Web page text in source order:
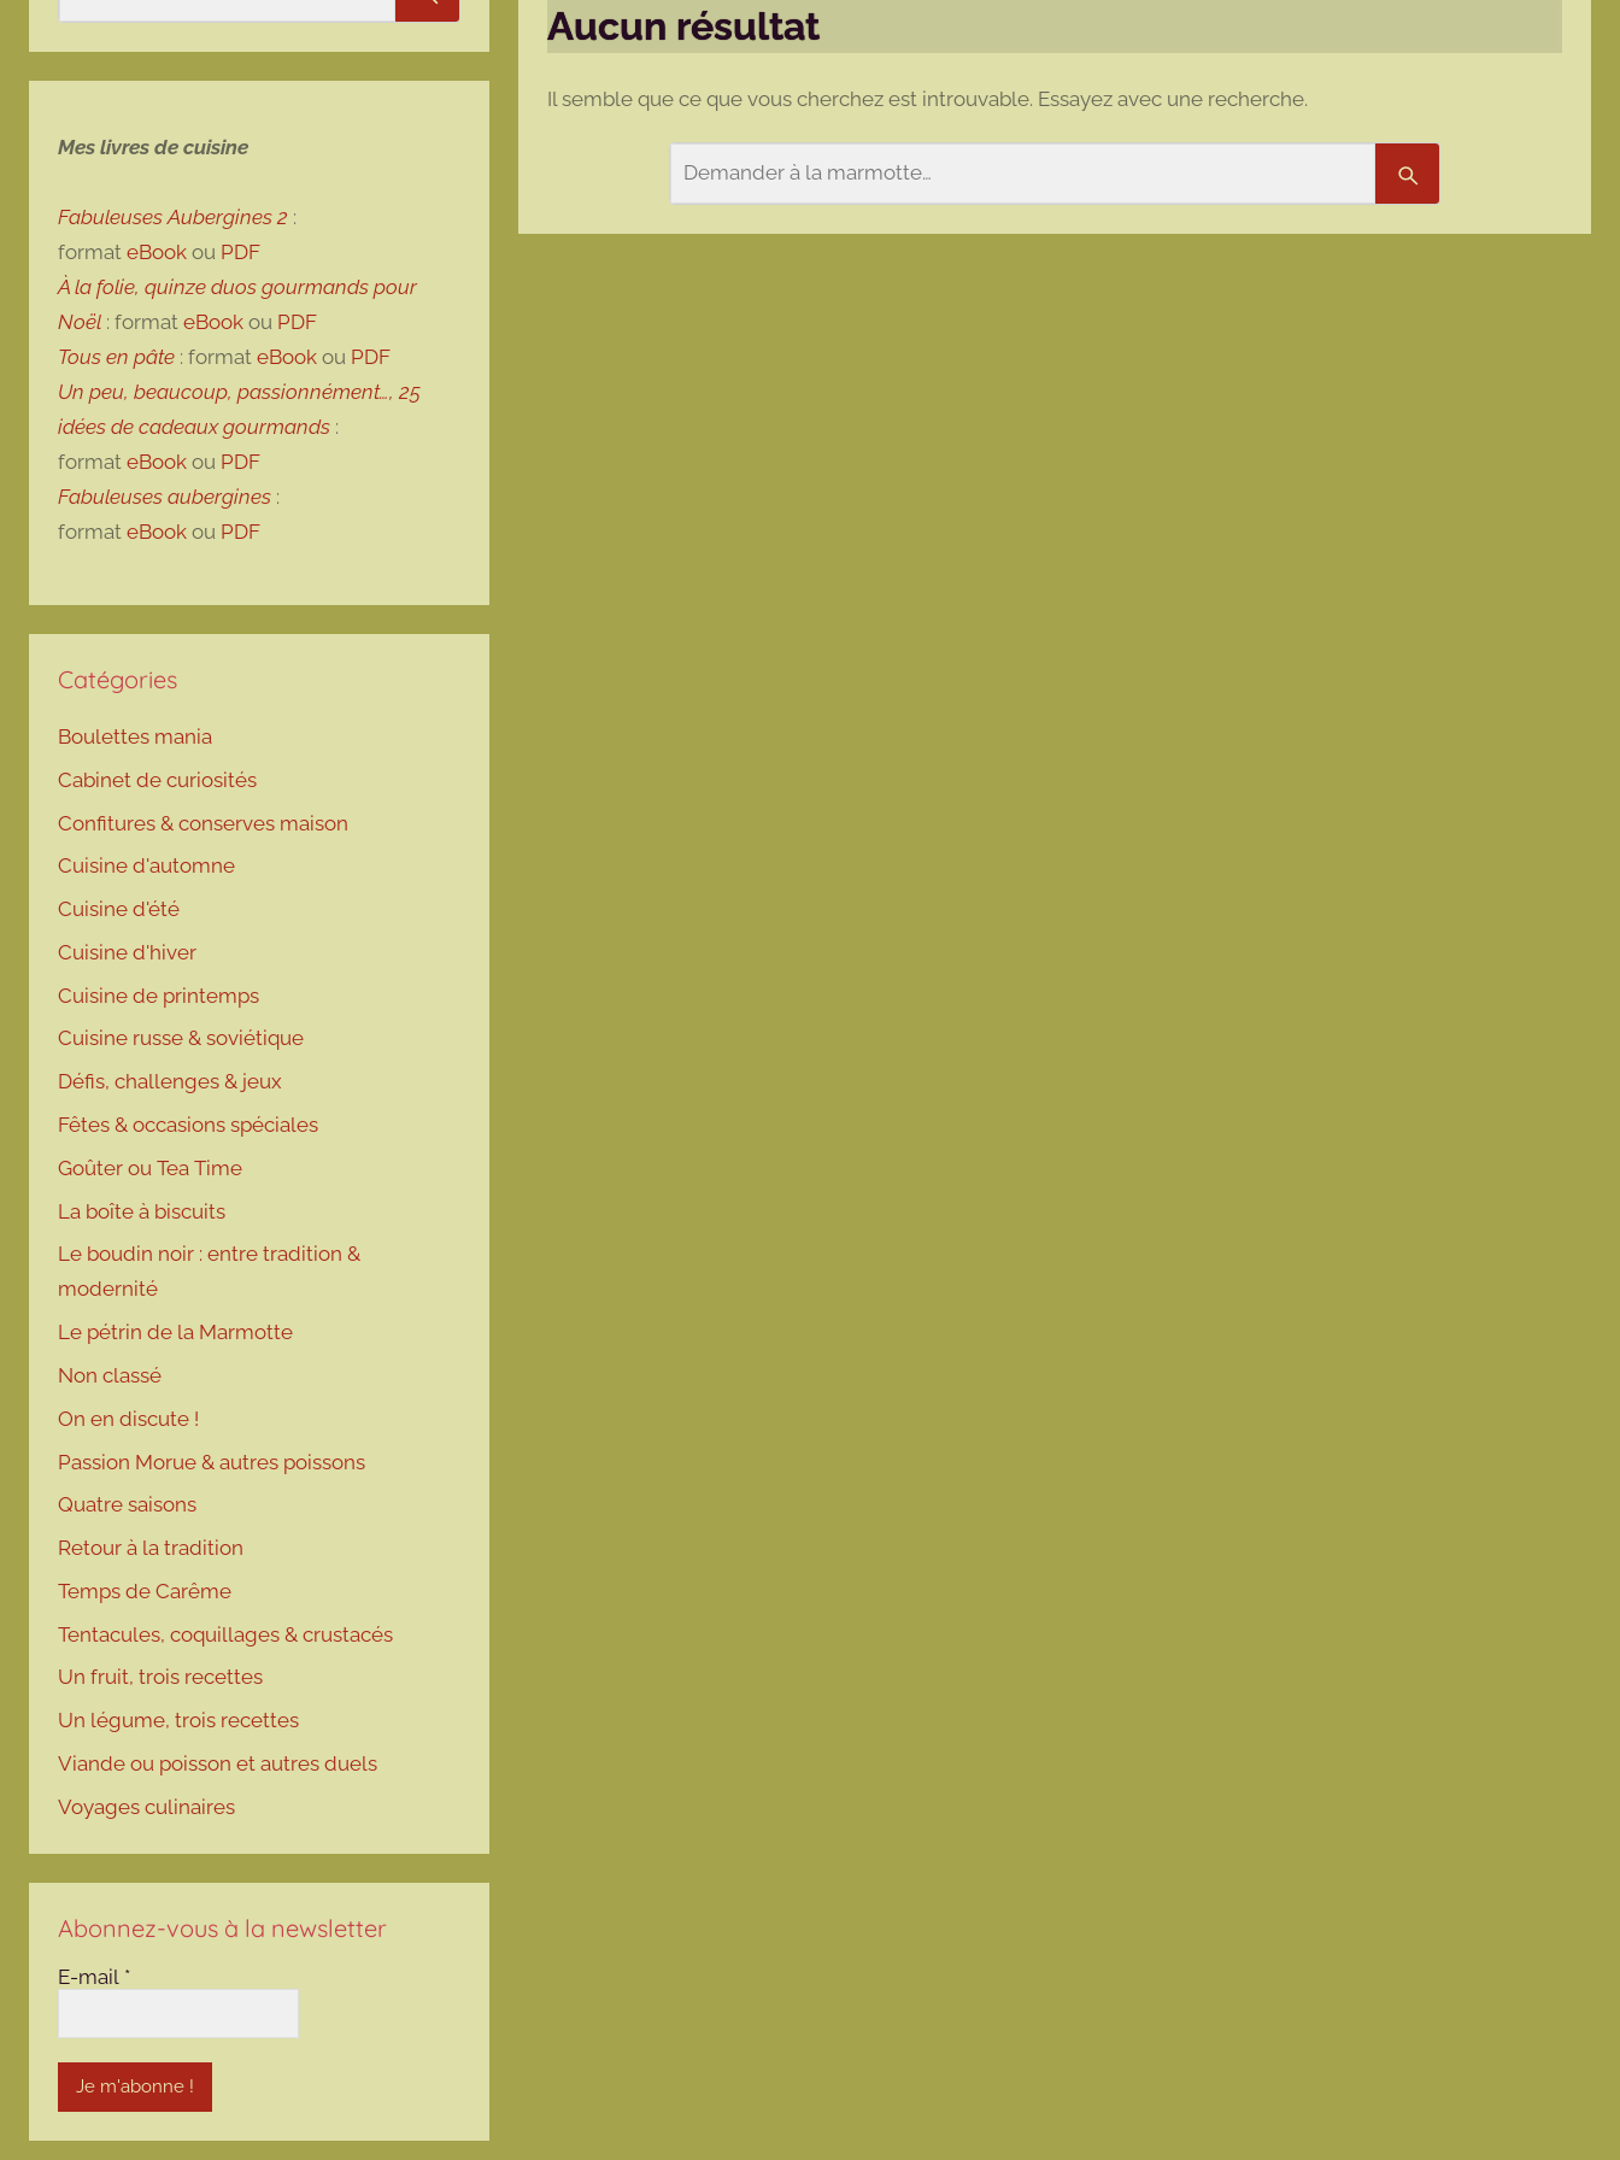
Aucun résultat
Il semble que ce que vous cherchez est introuvable. Essayez avec une recherche.
Rechercher
Rechercher
Mes livres de cuisine
Fabuleuses Aubergines 2 :
format eBook ou PDF
À la folie, quinze duos gourmands pour
Noël : format eBook ou PDF
Tous en pâte : format eBook ou PDF
Un peu, beaucoup, passionnément…, 25
idées de cadeaux gourmands :
format eBook ou PDF
Fabuleuses aubergines :
format eBook ou PDF
Catégories
Boulettes mania
Cabinet de curiosités
Confitures & conserves maison
Cuisine d'automne
Cuisine d'été
Cuisine d'hiver
Cuisine de printemps
Cuisine russe & soviétique
Défis, challenges & jeux
Fêtes & occasions spéciales
Goûter ou Tea Time
La boîte à biscuits
Le boudin noir : entre tradition &
modernité
Le pétrin de la Marmotte
Non classé
On en discute !
Passion Morue & autres poissons
Quatre saisons
Retour à la tradition
Temps de Carême
Tentacules, coquillages & crustacés
Un fruit, trois recettes
Un légume, trois recettes
Viande ou poisson et autres duels
Voyages culinaires
Abonnez-vous à la newsletter
E-mail *